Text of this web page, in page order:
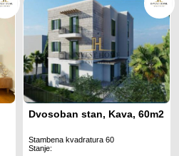
Dvosoban stan, Kava, 60m2
Stambena kvadratura 60
Stanje: